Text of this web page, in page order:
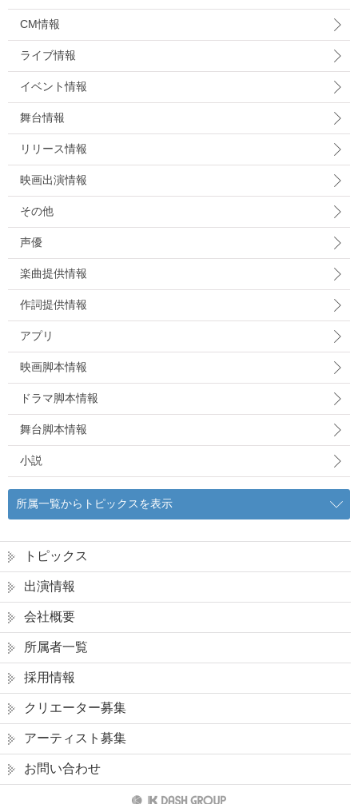
CM情報
ライブ情報
イベント情報
舞台情報
リリース情報
映画出演情報
その他
声優
楽曲提供情報
作詞提供情報
アプリ
映画脚本情報
ドラマ脚本情報
舞台脚本情報
小説
所属一覧からトピックスを表示
トピックス
出演情報
会社概要
所属者一覧
採用情報
クリエーター募集
アーティスト募集
お問い合わせ